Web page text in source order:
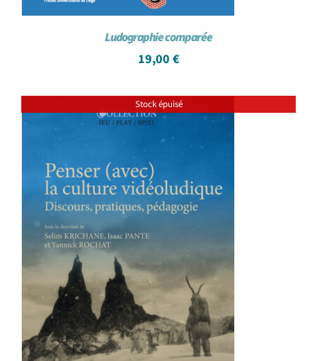
Ludographie comparée
19,00 €
Stock épuisé